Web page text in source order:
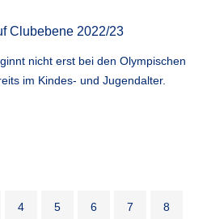
Clubebene 2022/23
nicht erst bei den Olympischen
im Kindes- und Jugendalter.
4 5 6 7 8